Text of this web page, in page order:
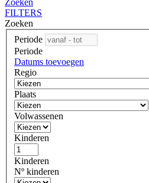
Zoeken
FILTERS
Zoeken
Periode
Periode
Datums toevoegen
Regio
Plaats
Volwassenen
Kinderen
Kinderen
Nº kinderen